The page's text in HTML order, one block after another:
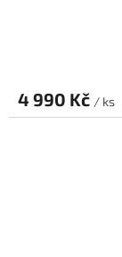
4 990 Kč / ks